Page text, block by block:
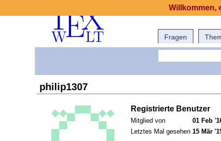
Fragen
philip1307
Registrierte Benutzer
Mitglied von
01 Feb
Letztes Mal gesehen 15 Mär
Willkommen,